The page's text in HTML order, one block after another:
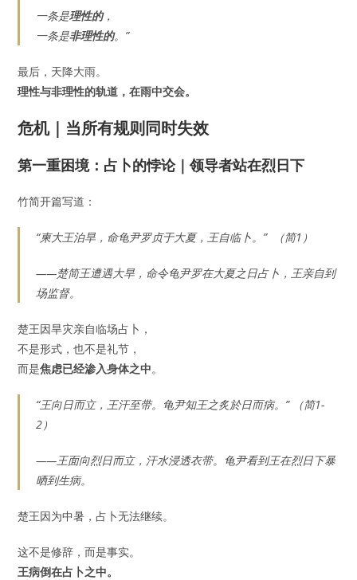
一条是理性的，
一条是非理性的。”
最后，天降大雨。
理性与非理性的轨道，在雨中交会。
危机｜当所有规则同时失效
第一重困境：占卜的悖论｜领导者站在烈日下
竹简开篇写道：
“柬大王泊旱，命龟尹罗贞于大夏，王自临卜。” （简1）
——楚简王遭遇大旱，命令龟尹罗在大夏之日占卜，王亲自到
场监督。
楚王因旱灾亲自临场占卜，
不是形式，也不是礼节，
而是焦虑已经渗入身体之中。
“王向日而立，王汗至带。龟尹知王之炙於日而病。” （简1-
2）
——王面向烈日而立，汗水浸透衣带。龟尹看到王在烈日下暴
晒到生病。
楚王因为中暑，占卜无法继续。
这不是修辞，而是事实。
王病倒在占卜之中。